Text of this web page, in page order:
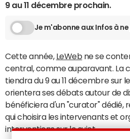
9 au 11 décembre prochain.
Je m'abonne aux Infos à
Cette année, LeWeb ne se
central, comme auparavant. La
tiendra du 9 au 11 décembre sur
orientera ses débats autour de
bénéficiera d'un "curator" dédié,
qui choisira les intervenants et
interventions sur le sujet.